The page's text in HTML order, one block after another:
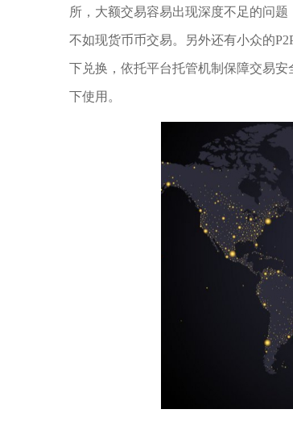
所，大额交易容易出现深度不足的问
不如现货币币交易。另外还有小众的
下兑换，依托平台托管机制保障交易
下使用。